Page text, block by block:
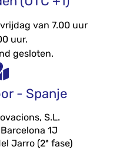
van 7.00 uur
uur.
gesloten.
- Spanje
S.L.
1J
Jarro (2ª fase)